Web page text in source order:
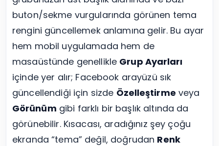
buton/sekme vurgularında görünen tema
rengini güncellemek anlamına gelir. Bu ayar
hem mobil uygulamada hem de
masaüstünde genellikle Grup Ayarları
içinde yer alır; Facebook arayüzü sık
güncellendiği için sizde Özelleştirme veya
Görünüm gibi farklı bir başlık altında da
görünebilir. Kısacası, aradığınız şey çoğu
ekranda “tema” değil, doğrudan Renk